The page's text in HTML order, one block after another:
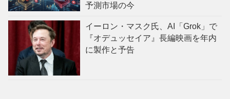
予測市場の今
イーロン・マスク氏、AI「Grok」で
『オデュッセイア』長編映画を年内
に製作と予告